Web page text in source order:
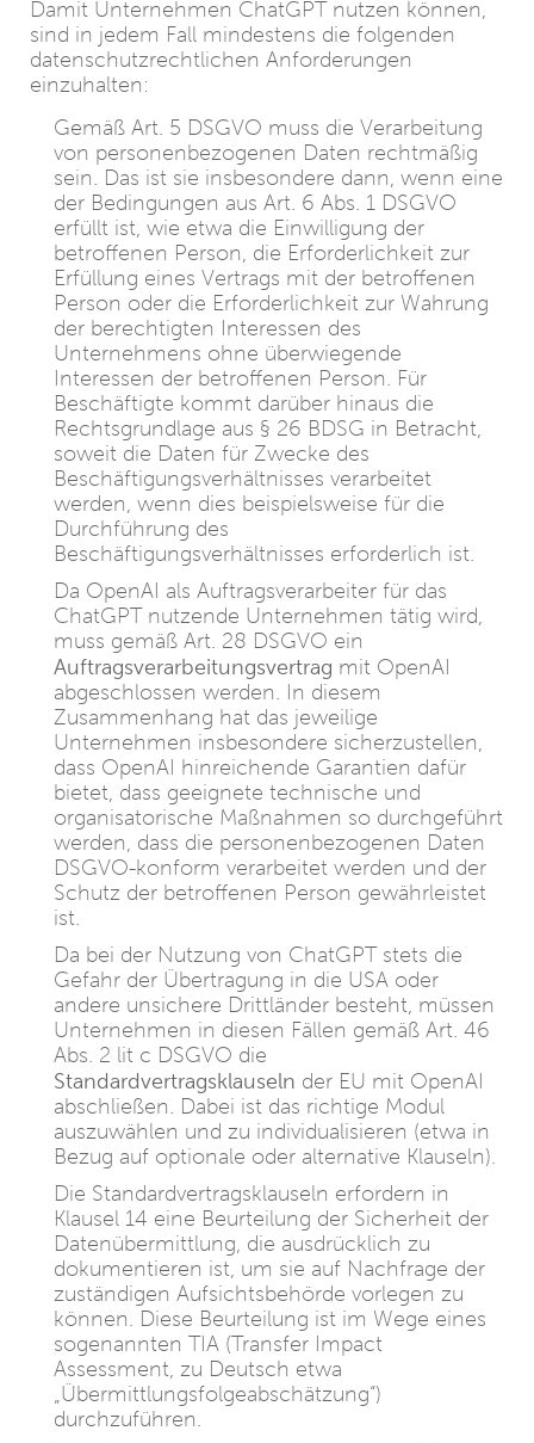
Damit Unternehmen ChatGPT nutzen können,
sind in jedem Fall mindestens die folgenden
datenschutzrechtlichen Anforderungen
einzuhalten:
Gemäß Art. 5 DSGVO muss die Verarbeitung
von personenbezogenen Daten rechtmäßig
sein. Das ist sie insbesondere dann, wenn eine
der Bedingungen aus Art. 6 Abs. 1 DSGVO
erfüllt ist, wie etwa die Einwilligung der
betroffenen Person, die Erforderlichkeit zur
Erfüllung eines Vertrags mit der betroffenen
Person oder die Erforderlichkeit zur Wahrung
der berechtigten Interessen des
Unternehmens ohne überwiegende
Interessen der betroffenen Person. Für
Beschäftigte kommt darüber hinaus die
Rechtsgrundlage aus § 26 BDSG in Betracht,
soweit die Daten für Zwecke des
Beschäftigungsverhältnisses verarbeitet
werden, wenn dies beispielsweise für die
Durchführung des
Beschäftigungsverhältnisses erforderlich ist.
Da OpenAI als Auftragsverarbeiter für das
ChatGPT nutzende Unternehmen tätig wird,
muss gemäß Art. 28 DSGVO ein
Auftragsverarbeitungsvertrag mit OpenAI
abgeschlossen werden. In diesem
Zusammenhang hat das jeweilige
Unternehmen insbesondere sicherzustellen,
dass OpenAI hinreichende Garantien dafür
bietet, dass geeignete technische und
organisatorische Maßnahmen so durchgeführt
werden, dass die personenbezogenen Daten
DSGVO-konform verarbeitet werden und der
Schutz der betroffenen Person gewährleistet
ist.
Da bei der Nutzung von ChatGPT stets die
Gefahr der Übertragung in die USA oder
andere unsichere Drittländer besteht, müssen
Unternehmen in diesen Fällen gemäß Art. 46
Abs. 2 lit c DSGVO die
Standardvertragsklauseln der EU mit OpenAI
abschließen. Dabei ist das richtige Modul
auszuwählen und zu individualisieren (etwa in
Bezug auf optionale oder alternative Klauseln).
Die Standardvertragsklauseln erfordern in
Klausel 14 eine Beurteilung der Sicherheit der
Datenübermittlung, die ausdrücklich zu
dokumentieren ist, um sie auf Nachfrage der
zuständigen Aufsichtsbehörde vorlegen zu
können. Diese Beurteilung ist im Wege eines
sogenannten TIA (Transfer Impact
Assessment, zu Deutsch etwa
„Übermittlungsfolgeabschätzung“)
durchzuführen.